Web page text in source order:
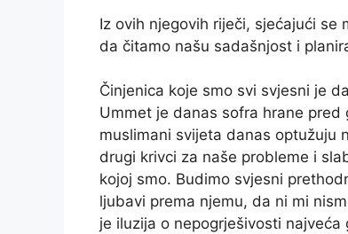
Iz ovih njegovih riječi, sjećajući
da čitamo našu sadašnjost i
Činjenica koje smo svi svjesni je
Ummet je danas sofra hrane
muslimani svijeta danas optužuju
drugi krivci za naše probleme i
kojoj smo. Budimo svjesni
ljubavi prema njemu, da ni mi
je iluzija o nepogrješivosti